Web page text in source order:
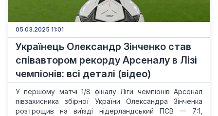
05.03.2025 11:01
Українець Олександр Зінченко став
співавтором рекорду Арсеналу в Лізі
чемпіонів: всі деталі (відео)
У першому матчі 1/8 фіналу Ліги чемпіонів Арсенал
півзахисника збірної України Олександра Зінченка
розтрощив на виїзді нідерландський ПСВ — 7:1,